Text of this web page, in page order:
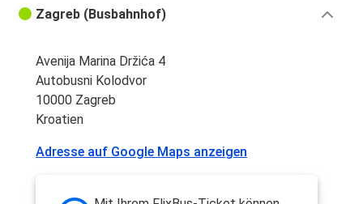
Zagreb (Busbahnhof)
Avenija Marina Držića 4
Autobusni Kolodvor
10000 Zagreb
Kroatien
Adresse auf Google Maps anzeigen